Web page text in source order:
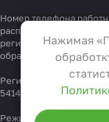
Номер телефона
распорядительных
регистрации ООО «Плэй
обращения
Регистрационный
541404 от 19.09.2022
Режим работы "горячей
Эти файлы
могут быть
системах.
браузер так,
Нажимая